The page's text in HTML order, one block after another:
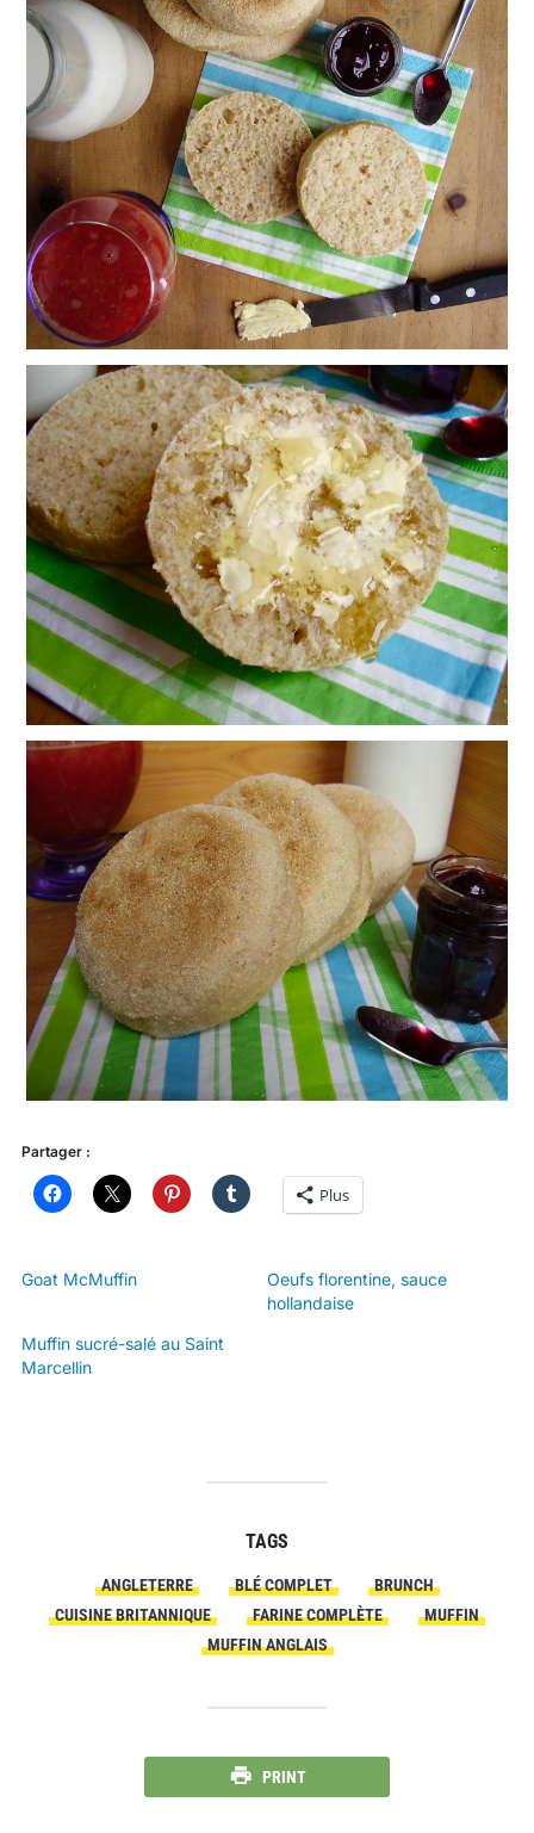
Partager :
Plus
Goat McMuffin
Oeufs florentine, sauce
hollandaise
Muffin sucré-salé au Saint
Marcellin
TAGS
ANGLETERRE BLÉ COMPLET
BRUNCH
CUISINE BRITANNIQUE
FARINE COMPLÈTE
MUFFIN
MUFFIN ANGLAIS
PRINT